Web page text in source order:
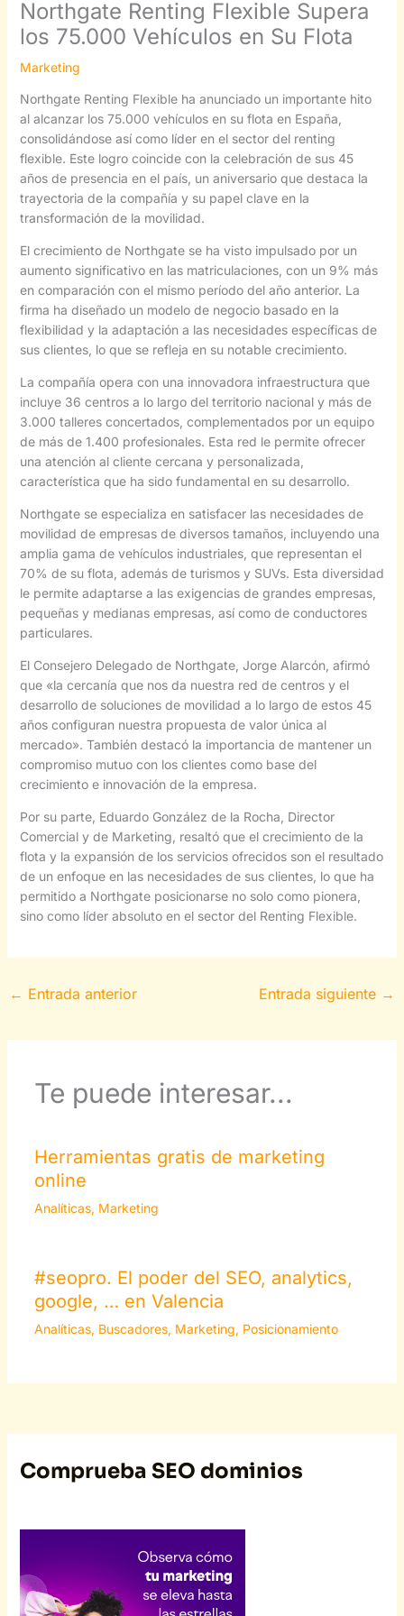
Northgate Renting Flexible Supera
los 75.000 Vehículos en Su Flota
Marketing
Northgate Renting Flexible ha anunciado un importante hito
al alcanzar los 75.000 vehículos en su flota en España,
consolidándose así como líder en el sector del renting
flexible. Este logro coincide con la celebración de sus 45
años de presencia en el país, un aniversario que destaca la
trayectoria de la compañía y su papel clave en la
transformación de la movilidad.
El crecimiento de Northgate se ha visto impulsado por un
aumento significativo en las matriculaciones, con un 9% más
en comparación con el mismo período del año anterior. La
firma ha diseñado un modelo de negocio basado en la
flexibilidad y la adaptación a las necesidades específicas de
sus clientes, lo que se refleja en su notable crecimiento.
La compañía opera con una innovadora infraestructura que
incluye 36 centros a lo largo del territorio nacional y más de
3.000 talleres concertados, complementados por un equipo
de más de 1.400 profesionales. Esta red le permite ofrecer
una atención al cliente cercana y personalizada,
característica que ha sido fundamental en su desarrollo.
Northgate se especializa en satisfacer las necesidades de
movilidad de empresas de diversos tamaños, incluyendo una
amplia gama de vehículos industriales, que representan el
70% de su flota, además de turismos y SUVs. Esta diversidad
le permite adaptarse a las exigencias de grandes empresas,
pequeñas y medianas empresas, así como de conductores
particulares.
El Consejero Delegado de Northgate, Jorge Alarcón, afirmó
que «la cercanía que nos da nuestra red de centros y el
desarrollo de soluciones de movilidad a lo largo de estos 45
años configuran nuestra propuesta de valor única al
mercado». También destacó la importancia de mantener un
compromiso mutuo con los clientes como base del
crecimiento e innovación de la empresa.
Por su parte, Eduardo González de la Rocha, Director
Comercial y de Marketing, resaltó que el crecimiento de la
flota y la expansión de los servicios ofrecidos son el resultado
de un enfoque en las necesidades de sus clientes, lo que ha
permitido a Northgate posicionarse no solo como pionera,
sino como líder absoluto en el sector del Renting Flexible.
← Entrada anterior Entrada siguiente →
Te puede interesar...
Herramientas gratis de marketing
online
Analíticas, Marketing
#seopro. El poder del SEO, analytics,
google, … en Valencia
Analíticas, Buscadores, Marketing, Posicionamiento
Comprueba SEO dominios